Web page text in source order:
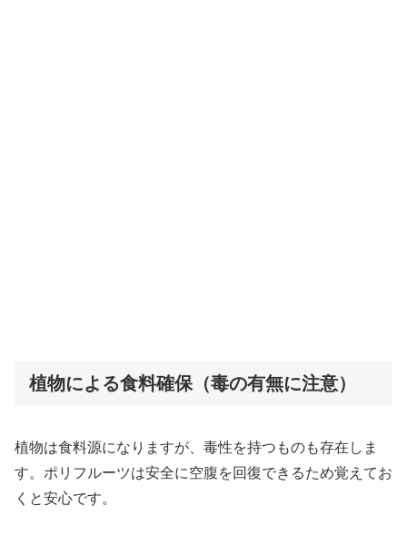
植物による食料確保（毒の有無に注意）
植物は食料源になりますが、毒性を持つものも存在しま
す。ポリフルーツは安全に空腹を回復できるため覚えてお
くと安心です。